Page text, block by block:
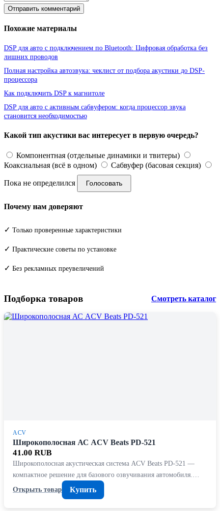
Отправить комментарий
Похожие материалы
DSP для авто с подключением по Bluetooth: Цифровая обработка без
лишних проводов
Полная настройка автозвука: чеклист от подбора акустики до DSP-
процессора
Как подключить DSP к магнитоле
DSP для авто с активным сабвуфером: когда процессор звука
становится необходимостью
Какой тип акустики вас интересует в первую очередь?
Компонентная (отдельные динамики и твитеры)
Коаксиальная (всё в одном)
Сабвуфер (басовая секция)
Пока не определился Голосовать
Почему нам доверяют
✓ Только проверенные характеристики
✓ Практические советы по установке
✓ Без рекламных преувеличений
Подборка товаров Смотреть каталог
ACV
Широкополосная АС ACV Beats PD-521
41.00 RUB
Широкополосная акустическая система ACV Beats PD-521 —
компактное решение для базового озвучивания автомобиля.…
Открыть товар
Купить